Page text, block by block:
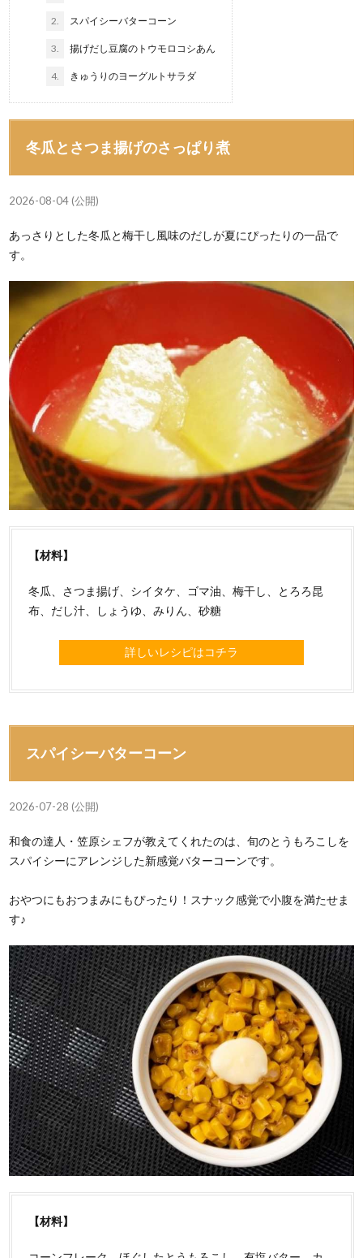
2. スパイシーバターコーン
3. 揚げだし豆腐のトウモロコシあん
4. きゅうりのヨーグルトサラダ
冬瓜とさつま揚げのさっぱり煮
2026-08-04 (公開)
あっさりとした冬瓜と梅干し風味のだしが夏にぴったりの一品で
す。
【材料】
冬瓜、さつま揚げ、シイタケ、ゴマ油、梅干し、とろろ昆
布、だし汁、しょうゆ、みりん、砂糖
詳しいレシピはコチラ
スパイシーバターコーン
2026-07-28 (公開)
和食の達人・笠原シェフが教えてくれたのは、旬のとうもろこしを
スパイシーにアレンジした新感覚バターコーンです。
おやつにもおつまみにもぴったり！スナック感覚で小腹を満たせま
す♪
【材料】